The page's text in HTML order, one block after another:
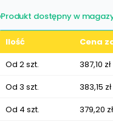
Produkt dostępny w
Ilość
Cena
Od 2 szt.
387,10 zł
Od 3 szt.
383,15 zł
Od 4 szt.
379,20 zł